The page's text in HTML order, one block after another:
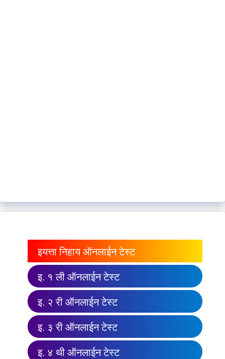
इयत्ता निहाय ऑनलाईन टेस्ट
इ. १ ली ऑनलाईन टेस्ट
इ. २ री ऑनलाईन टेस्ट
इ. ३ री ऑनलाईन टेस्ट
इ. ४ थी ऑनलाईन टेस्ट